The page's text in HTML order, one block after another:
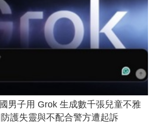
男子用 Grok 生成數千張兒童不雅
護失靈與不配合警方遭起訴